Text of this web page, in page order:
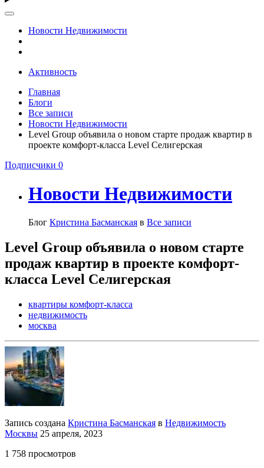
Новости Недвижимости
Активность
Главная
Блоги
Все записи
Новости Недвижимости
Level Group объявила о новом старте продаж квартир в
проекте комфорт-класса Level Селигерская
Подписчики 0
Новости Недвижимости
Блог Кристина Басманская в Все записи
Level Group объявила о новом старте
продаж квартир в проекте комфорт-
класса Level Селигерская
квартиры комфорт-класса
недвижимость
москва
Запись создана Кристина Басманская в Недвижимость
Москвы 25 апреля, 2023
1 758 просмотров